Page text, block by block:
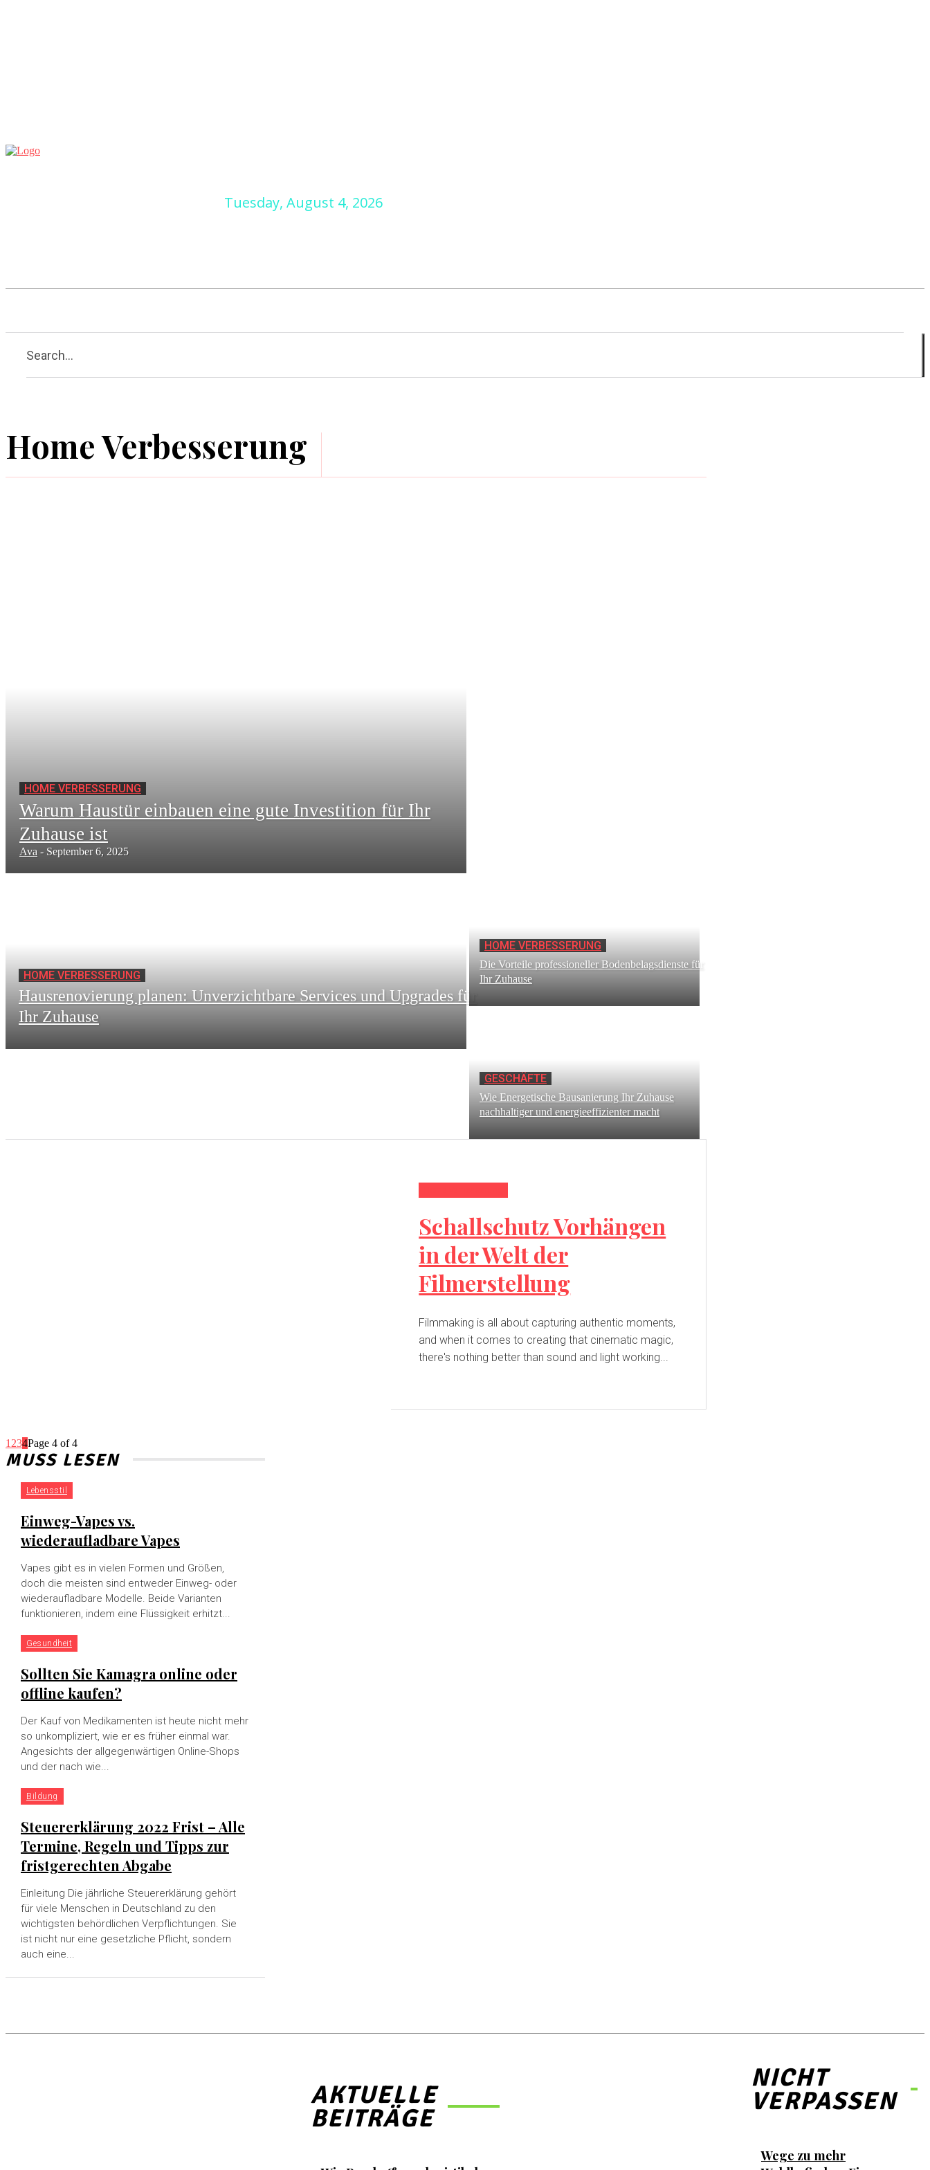
Tuesday, August 4, 2026
Search...
Home Verbesserung
HOME VERBESSERUNG
Warum Haustür einbauen eine gute Investition für Ihr
Zuhause ist
Ava - September 6, 2025
HOME VERBESSERUNG
Hausrenovierung planen: Unverzichtbare Services und Upgrades für
Ihr Zuhause
HOME VERBESSERUNG
Die Vorteile professioneller Bodenbelagsdienste für
Ihr Zuhause
GESCHÄFTE
Wie Energetische Bausanierung Ihr Zuhause
nachhaltiger und energieeffizienter macht
Schallschutz Vorhängen
in der Welt der
Filmerstellung
Filmmaking is all about capturing authentic moments,
and when it comes to creating that cinematic magic,
there's nothing better than sound and light working...
1 234Page 4 of 4
MUSS LESEN
Lebensstil
Einweg-Vapes vs.
wiederaufladbare Vapes
Vapes gibt es in vielen Formen und Größen,
doch die meisten sind entweder Einweg- oder
wiederaufladbare Modelle. Beide Varianten
funktionieren, indem eine Flüssigkeit erhitzt...
Gesundheit
Sollten Sie Kamagra online oder
offline kaufen?
Der Kauf von Medikamenten ist heute nicht mehr
so ​​unkompliziert, wie er es früher einmal war.
Angesichts der allgegenwärtigen Online-Shops
und der nach wie...
Bildung
Steuererklärung 2022 Frist – Alle
Termine, Regeln und Tipps zur
fristgerechten Abgabe
Einleitung Die jährliche Steuererklärung gehört
für viele Menschen in Deutschland zu den
wichtigsten behördlichen Verpflichtungen. Sie
ist nicht nur eine gesetzliche Pflicht, sondern
auch eine...
AKTUELLE
BEITRÄGE
NICHT
VERPASSEN
Wege zu mehr